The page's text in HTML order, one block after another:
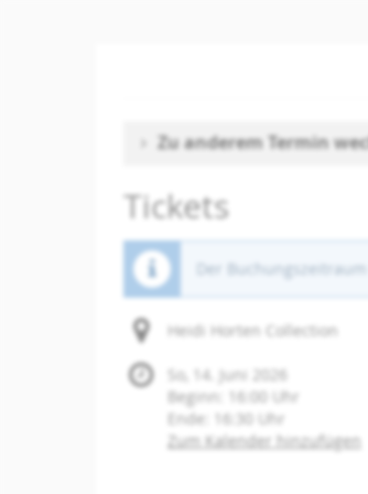
Zu anderem Termin
Tickets
Der
Heidi Horten Collection
So, 14. Juni 2026
Beginn:
16:00
Uhr
Ende:
16:30
Uhr
Zum Kalender hinzufügen